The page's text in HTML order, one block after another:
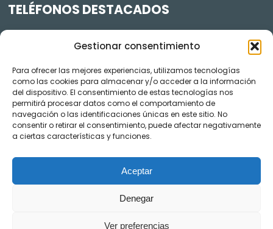
Gestionar consentimiento
Para ofrecer las mejores experiencias, utilizamos tecnologías
como las cookies para almacenar y/o acceder a la información
del dispositivo. El consentimiento de estas tecnologías nos
permitirá procesar datos como el comportamiento de
navegación o las identificaciones únicas en este sitio. No
consentir o retirar el consentimiento, puede afectar negativamente
a ciertas características y funciones.
Aceptar
Denegar
Ver preferencias
TELÉFONOS DESTACADOS
605 834 045
948 368 156
Jardinería y Agenda Local 2030
948 074 848
TRANSPARENCIA
Videos de los plenos en YouTube